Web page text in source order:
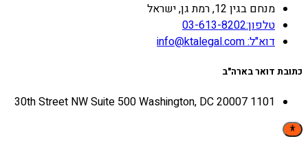
מנחם בגין 12, רמת גן, ישראל
טלפון:03-613-8202
דוא"ל: info@ktalegal.com
כתובת דואר בארה"ב
1101 30th Street NW Suite 500 Washington, DC 20007